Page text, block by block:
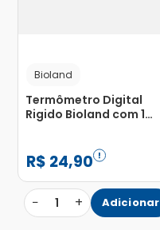
Bioland
Termômetro Digital
Rigido Bioland com 1
R$ 24,90
− 1 + Adicionar